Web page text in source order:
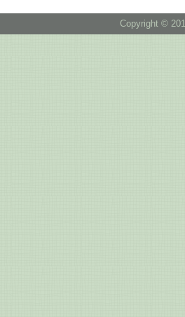
Copyright ©